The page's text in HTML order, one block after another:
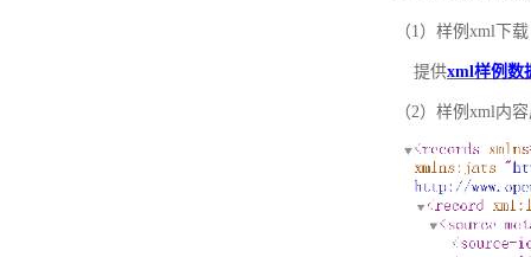
（1）样例xml下载
提供xml样例数
（2）样例xml内